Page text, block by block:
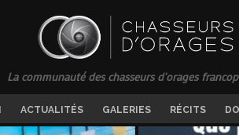
La communauté des chasseurs d'orages
ACTUALITÉS GALERIES RÉCITS